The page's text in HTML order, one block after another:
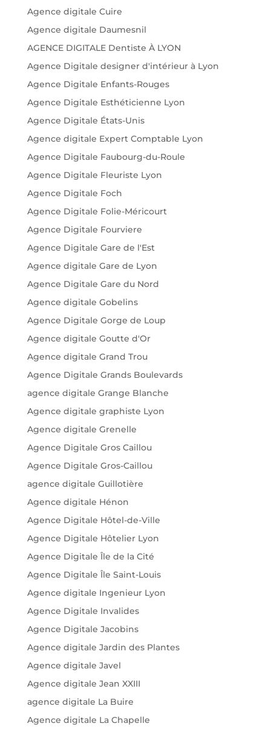
Agence digitale Cuire
Agence digitale Daumesnil
AGENCE DIGITALE Dentiste À LYON
Agence Digitale designer d'intérieur à Lyon
Agence Digitale Enfants-Rouges
Agence Digitale Esthéticienne Lyon
Agence Digitale États-Unis
Agence digitale Expert Comptable Lyon
Agence Digitale Faubourg-du-Roule
Agence Digitale Fleuriste Lyon
Agence Digitale Foch
Agence Digitale Folie-Méricourt
Agence Digitale Fourviere
Agence Digitale Gare de l'Est
Agence digitale Gare de Lyon
Agence Digitale Gare du Nord
Agence digitale Gobelins
Agence Digitale Gorge de Loup
Agence digitale Goutte d'Or
Agence digitale Grand Trou
Agence Digitale Grands Boulevards
agence digitale Grange Blanche
Agence digitale graphiste Lyon
Agence digitale Grenelle
Agence Digitale Gros Caillou
Agence Digitale Gros-Caillou
agence digitale Guillotière
Agence digitale Hénon
Agence Digitale Hôtel-de-Ville
Agence Digitale Hôtelier Lyon
Agence Digitale Île de la Cité
Agence Digitale Île Saint-Louis
Agence digitale Ingenieur Lyon
Agence Digitale Invalides
Agence Digitale Jacobins
Agence digitale Jardin des Plantes
Agence digitale Javel
Agence digitale Jean XXIII
agence digitale La Buire
Agence digitale La Chapelle